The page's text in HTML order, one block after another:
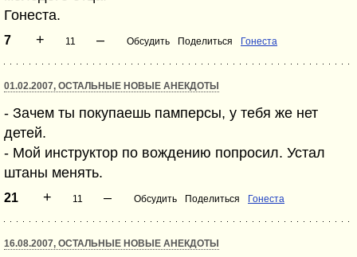
Гонеста.
7 + 11 – Обсудить Поделиться Гонеста
01.02.2007, ОСТАЛЬНЫЕ НОВЫЕ АНЕКДОТЫ
- Зачем ты покупаешь памперсы, у тебя же нет
детей.
- Мой инструктор по вождению попросил. Устал
штаны менять.
21 + 11 – Обсудить Поделиться Гонеста
16.08.2007, ОСТАЛЬНЫЕ НОВЫЕ АНЕКДОТЫ